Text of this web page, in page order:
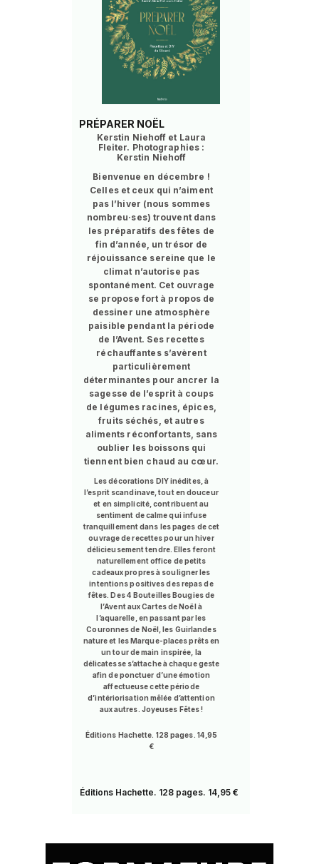
PRÉPARER NOËL
Kerstin Niehoff et Laura
Fleiter. Photographies :
Kerstin Niehoff
Bienvenue en décembre !
Celles et ceux qui n’aiment
pas l’hiver (nous sommes
nombreu·ses) trouvent dans
les préparatifs des fêtes de
fin d’année, un trésor de
réjouissance sereine que le
climat n’autorise pas
spontanément. Cet ouvrage
se propose fort à propos de
dessiner une atmosphère
paisible pendant la période
de l’Avent. Ses recettes
réchauffantes s’avèrent
particulièrement
déterminantes pour ancrer la
sagesse de l’esprit à coups
de légumes racines, épices,
fruits séchés, et autres
aliments réconfortants, sans
oublier les boissons qui
tiennent bien chaud au cœur.
Les décorations DIY inédites, à
l’esprit scandinave, tout en douceur
et en simplicité, contribuent au
sentiment de calme qui infuse
tranquillement dans les pages de cet
ouvrage de recettes pour un hiver
délicieusement tendre. Elles feront
naturellement office de petits
cadeaux propres à souligner les
intentions positives des repas de
fêtes. Des 4 Bouteilles Bougies de
l’Avent aux Cartes de Noël à
l’aquarelle, en passant par les
Couronnes de Noël, les Guirlandes
nature et les Marque-places prêts en
un tour de main inspirée, la
délicatesse s’attache à chaque geste
afin de ponctuer d’une émotion
affectueuse cette période
d’intériorisation mêlée d’attention
aux autres. Joyeuses Fêtes !
Éditions Hachette. 128 pages. 14,95
€
Éditions Hachette. 128 pages. 14,95 €